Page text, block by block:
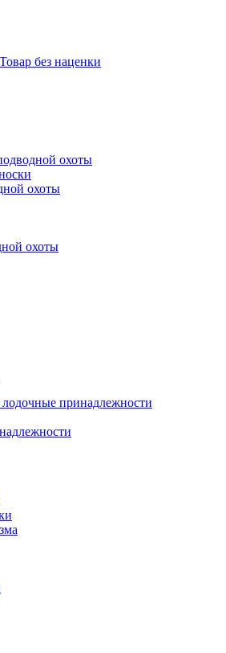
без наценки
охоты
охоты
охоты
принадлежности